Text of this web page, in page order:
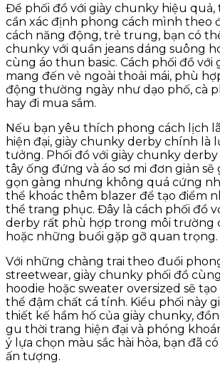
Để phối đồ với giày chunky hiệu
cần xác định phong cách mình theo
cách năng động, trẻ trung, bạn có
chunky với quần jeans dáng suông
cùng áo thun basic. Cách phối đồ với
mang đến vẻ ngoài thoải mái, phù
động thường ngày như dạo phố, cà
hay đi mua sắm.
Nếu bạn yêu thích phong cách lịch
hiện đại, giày chunky derby chính là
tưởng. Phối đồ với giày chunky
tây ống đứng và áo sơ mi đơn giản
gọn gàng nhưng không quá cứng
thể khoác thêm blazer để tạo điểm
thể trang phục. Đây là cách phối đồ
derby rất phù hợp trong môi trường
hoặc những buổi gặp gỡ quan trọng.
Với những chàng trai theo đuổi
streetwear, giày chunky phối đồ
hoodie hoặc sweater oversized sẽ
thể đậm chất cá tính. Kiểu phối này
thiết kế hầm hố của giày chunky,
gu thời trang hiện đại và phóng
ý lựa chọn màu sắc hài hòa, bạn đã
ấn tượng.